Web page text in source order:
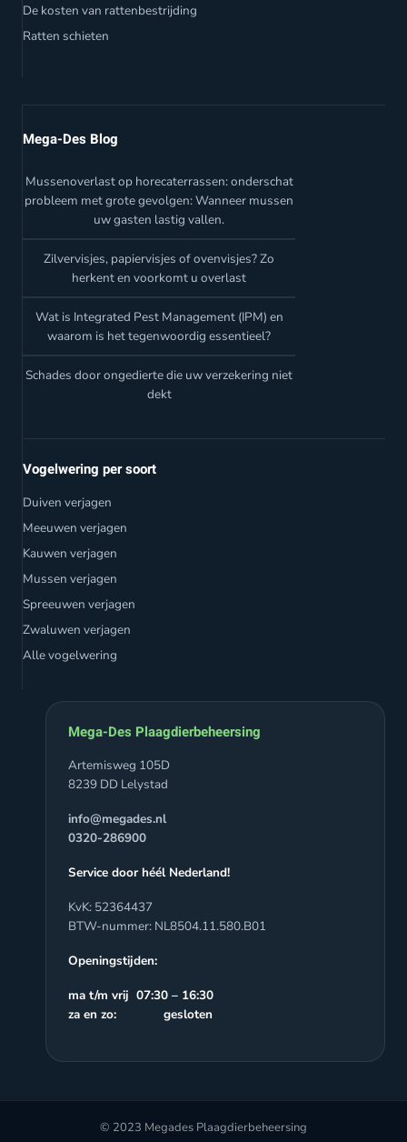
De kosten van rattenbestrijding
Ratten schieten
Mega-Des Blog
Mussenoverlast op horecaterrassen: onderschat
probleem met grote gevolgen: Wanneer mussen
uw gasten lastig vallen.
Zilvervisjes, papiervisjes of ovenvisjes? Zo
herkent en voorkomt u overlast
Wat is Integrated Pest Management (IPM) en
waarom is het tegenwoordig essentieel?
Schades door ongedierte die uw verzekering niet
dekt
Vogelwering per soort
Duiven verjagen
Meeuwen verjagen
Kauwen verjagen
Mussen verjagen
Spreeuwen verjagen
Zwaluwen verjagen
Alle vogelwering
Mega-Des Plaagdierbeheersing
Artemisweg 105D
8239 DD Lelystad
info@megades.nl
0320-286900
Service door héél Nederland!
KvK: 52364437
BTW-nummer: NL8504.11.580.B01
Openingstijden:
ma t/m vrij 07:30 – 16:30
za en zo: gesloten
© 2023 Megades Plaagdierbeheersing